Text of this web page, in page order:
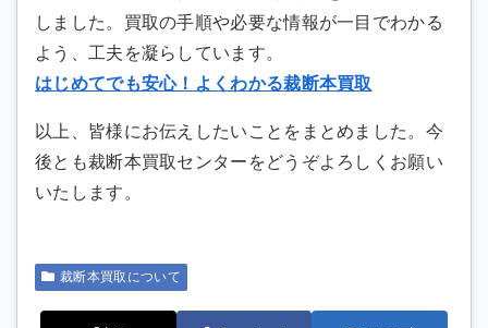
しました。買取の手順や必要な情報が一目でわかる
よう、工夫を凝らしています。
はじめてでも安心！よくわかる裁断本買取
以上、皆様にお伝えしたいことをまとめました。今
後とも裁断本買取センターをどうぞよろしくお願い
いたします。
裁断本買取について